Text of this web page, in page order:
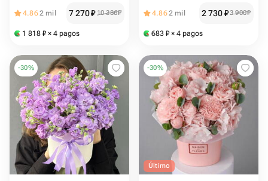
4.862 mil 7 270₽ 10 386₽
1 818 ₽ × 4 pagos
4.862 mil 2 730₽3 900₽
683 ₽ × 4 pagos
-30% -30%
Último